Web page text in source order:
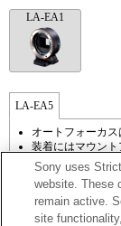
LA-EA1
LA-EA5
オートフォーカス
装着にはマウント
手ぶれ補正は機能
動画撮影中、絞
A（絞り優先）モ
ード時以外では
せん。
Sony uses
website. These
remain active.
site